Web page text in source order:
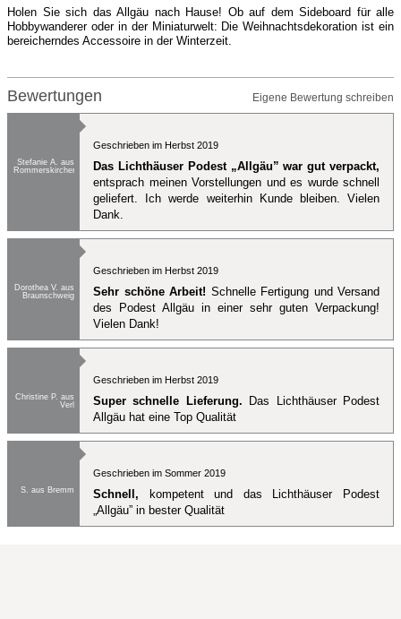
Holen Sie sich das Allgäu nach Hause! Ob auf dem Sideboard für alle
Hobbywanderer oder in der Miniaturwelt: Die Weihnachtsdekoration ist ein
bereicherndes Accessoire in der Winterzeit.
Bewertungen Eigene Bewertung schreiben
Stefanie A. aus
Rommerskirchen
Geschrieben im Herbst 2019
Das Lichthäuser Podest „Allgäu” war gut verpackt,
entsprach meinen Vorstellungen und es wurde schnell
geliefert. Ich werde weiterhin Kunde bleiben. Vielen
Dank.
Dorothea V. aus
Braunschweig
Geschrieben im Herbst 2019
Sehr schöne Arbeit! Schnelle Fertigung und Versand
des Podest Allgäu in einer sehr guten Verpackung!
Vielen Dank!
Christine P. aus
Verl
Geschrieben im Herbst 2019
Super schnelle Lieferung. Das Lichthäuser Podest
Allgäu hat eine Top Qualität
S. aus Bremm
Geschrieben im Sommer 2019
Schnell, kompetent und das Lichthäuser Podest
„Allgäu” in bester Qualität